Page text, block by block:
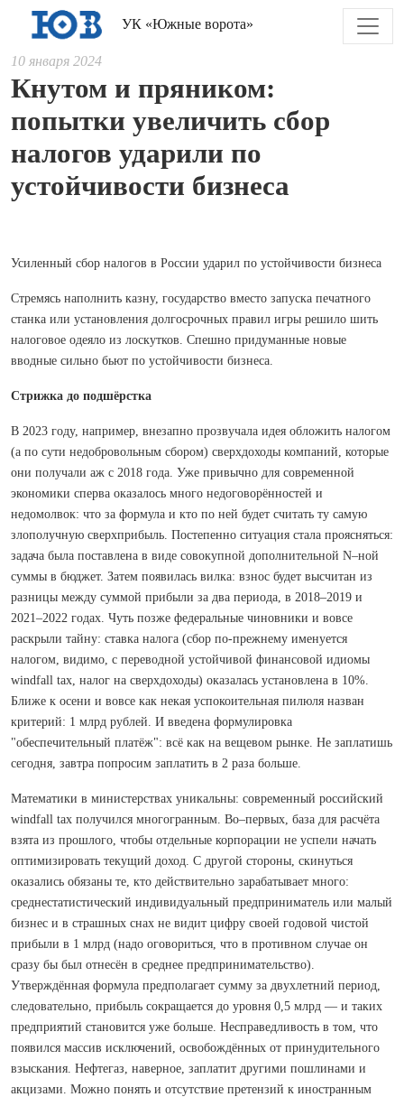
УК «Южные ворота»
10 января 2024
Кнутом и пряником:
попытки увеличить сбор
налогов ударили по
устойчивости бизнеса
Усиленный сбор налогов в России ударил по устойчивости бизнеса
Стремясь наполнить казну, государство вместо запуска печатного
станка или установления долгосрочных правил игры решило шить
налоговое одеяло из лоскутков. Спешно придуманные новые
вводные сильно бьют по устойчивости бизнеса.
Стрижка до подшёрстка
В 2023 году, например, внезапно прозвучала идея обложить налогом
(а по сути недобровольным сбором) сверхдоходы компаний, которые
они получали аж с 2018 года. Уже привычно для современной
экономики сперва оказалось много недоговорённостей и
недомолвок: что за формула и кто по ней будет считать ту самую
злополучную сверхприбыль. Постепенно ситуация стала проясняться:
задача была поставлена в виде совокупной дополнительной N–ной
суммы в бюджет. Затем появилась вилка: взнос будет высчитан из
разницы между суммой прибыли за два периода, в 2018–2019 и
2021–2022 годах. Чуть позже федеральные чиновники и вовсе
раскрыли тайну: ставка налога (сбор по-прежнему именуется
налогом, видимо, с перевод­ной устойчивой финансовой идиомы
windfall tax, налог на сверхдоходы) оказалась установлена в 10%.
Ближе к осени и вовсе как некая успокоительная пилюля назван
критерий: 1 млрд рублей. И введена формулировка
"обеспечительный платёж": всё как на вещевом рынке. Не заплатишь
сегодня, завтра попросим заплатить в 2 раза больше.
Математики в министерствах уникальны: современный российский
windfall tax получился многогранным. Во–первых, база для расчёта
взята из прошлого, чтобы отдельные корпорации не успели начать
оптимизировать текущий доход. С другой стороны, скинуться
оказались обязаны те, кто действительно зарабатывает много:
среднестатистический индивидуальный предприниматель или малый
бизнес и в страшных снах не видит цифру своей годовой чистой
прибыли в 1 млрд (надо оговориться, что в противном случае он
сразу бы был отнесён в среднее предпринимательство).
Утверждённая формула предполагает сумму за двухлетний период,
следовательно, прибыль сокращается до уровня 0,5 млрд — и таких
предприятий становится уже больше. Несправедливость в том, что
появился массив исключений, освобождённых от принудительного
взыскания. Нефтегаз, наверное, заплатит другими пошлинами и
акцизами. Можно понять и отсутствие претензий к иностранным